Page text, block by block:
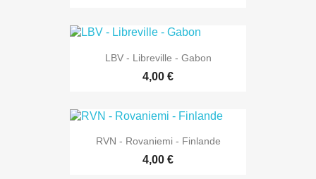
LBV - Libreville - Gabon
4,00 €
RVN - Rovaniemi - Finlande
4,00 €